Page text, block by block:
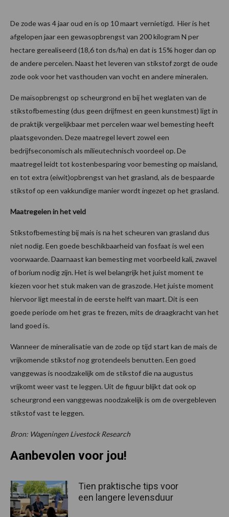
De zode was 4 jaar oud en is op 10 maart vernietigd. Hier is het
afgelopen jaar een gewasopbrengst van 200 kilogram N per
hectare gerealiseerd (18,6 ton ds/ha) en dat is 15% hoger dan op
de andere percelen. Naast het leveren van stikstof zorgt de oude
zode ook voor het vasthouden van vocht en andere mineralen.
De maïsopbrengst op scheurgrond en bij het weglaten van de
stikstofbemesting (dus geen drijfmest en geen kunstmest) ligt in
de praktijk vergelijkbaar met percelen waar wel bemesting heeft
plaatsgevonden. Deze maatregel levert zowel een
bedrijfseconomisch als milieutechnisch voordeel op. De
maatregel leidt tot kostenbesparing voor bemesting op maisland,
en tot extra (eiwit)opbrengst van het grasland, als de bespaarde
stikstof op een vakkundige manier wordt ingezet op het grasland.
Maatregelen in het veld
Stikstofbemesting bij mais is na het scheuren van grasland dus
niet nodig. Een goede beschikbaarheid van fosfaat is wel een
voorwaarde. Daarnaast kan bemesting met voorbeeld kali, zwavel
of borium nodig zijn. Het is wel belangrijk het juist moment te
kiezen voor het stuk maken van de graszode. Het juiste moment
hiervoor ligt meestal in de eerste helft van maart. Dit is een
goede periode om het gras te frezen, mits de draagkracht van het
land goed is.
Wanneer de mineralisatie van de zode op tijd start kan de mais de
vrijkomende stikstof nog grotendeels benutten. Een goed
vanggewas is noodzakelijk om de stikstof die na augustus
vrijkomt weer vast te leggen. Uit de figuur blijkt dat ook op
scheurgrond een vanggewas noodzakelijk is om de overgebleven
stikstof vast te leggen.
Bron: Wageningen Livestock Research
Aanbevolen voor jou!
Tien praktische tips voor
een langere levensduur